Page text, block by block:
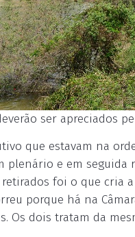
ser apreciados
que estavam na
plenário e em
foi o que cria
porque há na
Os dois tratam da